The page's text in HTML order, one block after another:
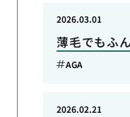
薄毛でもふ
2026.03.01
AGA
2026.02.21